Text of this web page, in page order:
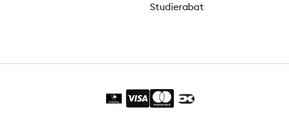
Studierabat